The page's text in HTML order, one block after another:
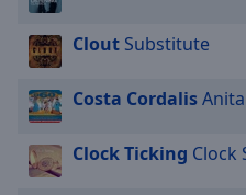
Area
Background
Color
Opacity
Clout Substitute
Costa CordalisAnita
Clock Ticking Clock